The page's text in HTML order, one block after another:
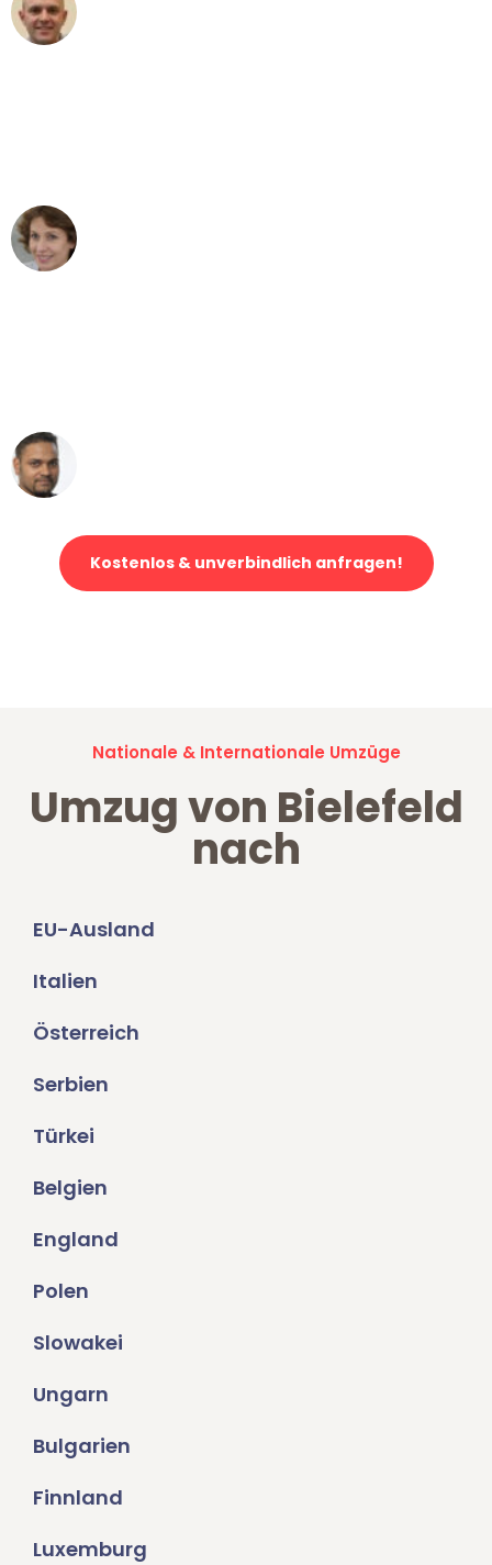
Kostenlos & unverbindlich anfragen!
Nationale & Internationale Umzüge
Umzug von Bielefeld
nach
EU-Ausland
Italien
Österreich
Serbien
Türkei
Belgien
England
Polen
Slowakei
Ungarn
Bulgarien
Finnland
Luxemburg